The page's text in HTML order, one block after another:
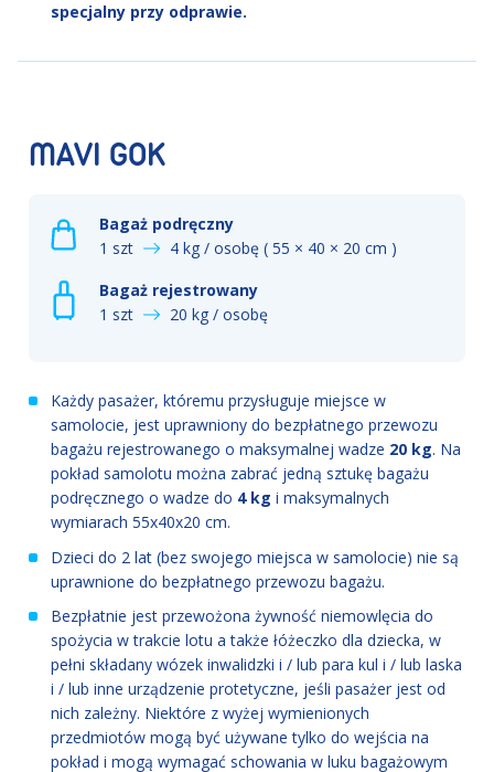
specjalny przy odprawie.
MAVI GOK
Bagaż podręczny
1 szt
4 kg / osobę ( 55 × 40 × 20 cm )
Bagaż rejestrowany
1 szt
20 kg / osobę
Każdy pasażer, któremu przysługuje miejsce w
samolocie, jest uprawniony do bezpłatnego przewozu
bagażu rejestrowanego o maksymalnej wadze 20 kg. Na
pokład samolotu można zabrać jedną sztukę bagażu
podręcznego o wadze do 4 kg i maksymalnych
wymiarach 55x40x20 cm.
Dzieci do 2 lat (bez swojego miejsca w samolocie) nie są
uprawnione do bezpłatnego przewozu bagażu.
Bezpłatnie jest przewożona żywność niemowlęcia do
spożycia w trakcie lotu a także łóżeczko dla dziecka, w
pełni składany wózek inwalidzki i / lub para kul i / lub laska
i / lub inne urządzenie protetyczne, jeśli pasażer jest od
nich zależny. Niektóre z wyżej wymienionych
przedmiotów mogą być używane tylko do wejścia na
pokład i mogą wymagać schowania w luku bagażowym